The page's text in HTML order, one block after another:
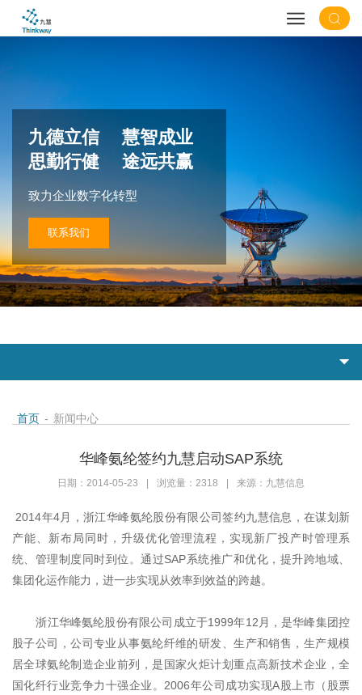
九德立信 慧智成业
思勤行健 途远共赢
致力企业数字化转型
联系我们
首页 - 新闻中心
华峰氨纶签约九慧启动SAP系统
日期：2014-05-23 浏览量：2318 来源：九慧信息
2014年4月，浙江华峰氨纶股份有限公司签约九慧信息，在谋划新
产能、新布局同时，升级优化管理流程，实现新厂投产时管理系
统、管理制度同时到位。通过SAP系统推广和优化，提升跨地域、
集团化运作能力，进一步实现从效率到效益的跨越。
浙江华峰氨纶股份有限公司成立于1999年12月，是华峰集团控
股子公司，公司专业从事氨纶纤维的研发、生产和销售，生产规模
居全球氨纶制造企业前列，是国家火炬计划重点高新技术企业，全
国化纤行业竞争力十强企业。2006年公司成功实现A股上市（股票